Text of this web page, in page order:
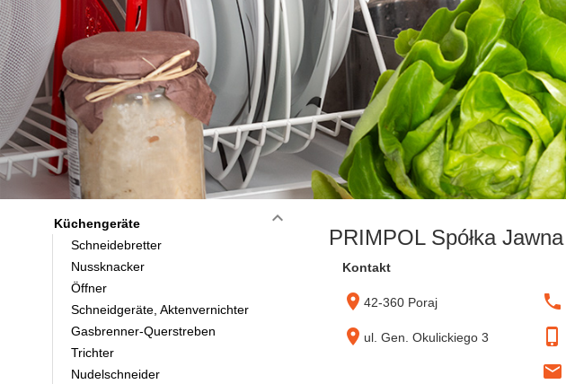
Küchengeräte keyboard_arrow_down
Schneidebretter
Nussknacker
Öffner
Schneidgeräte, Aktenvernichter
Gasbrenner-Querstreben
Trichter
Nudelschneider
PRIMPOL Spółka Jawna
Kontakt
location_on 42-360 Poraj
location_on ul. Gen. Okulickiego 3
phone
phone_iphone
email